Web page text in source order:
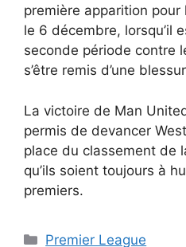
première apparition pour
le 6 décembre, lorsqu’il
seconde période contre
s’être remis d’une
La victoire de Man
permis de devancer
place du classement de
qu’ils soient toujours à
premiers.
Catégories
Premier League